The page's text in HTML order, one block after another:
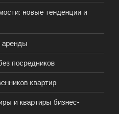
новые тенденции и
аренды
посредников
квартир
и квартиры бизнес-